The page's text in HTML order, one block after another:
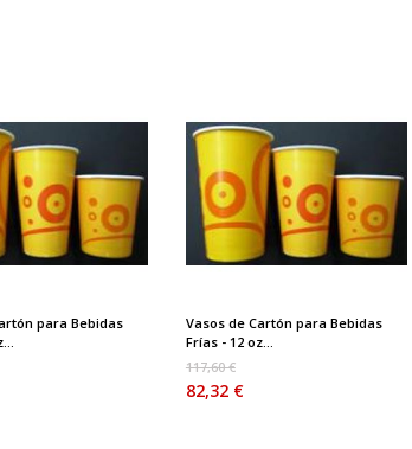
para Bebidas
Vasos de Cartón para Bebidas
Frías - 12 oz...
117,60 €
82,32 €